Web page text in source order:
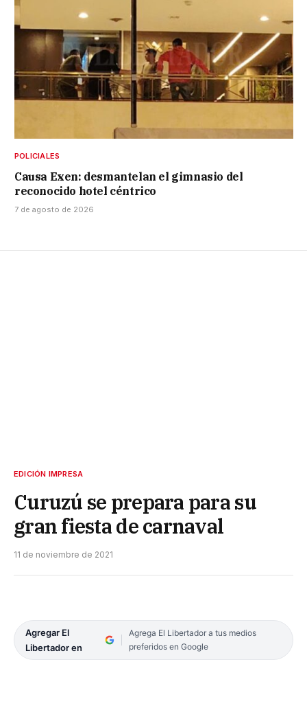
POLICIALES
Causa Exen: desmantelan el gimnasio del
reconocido hotel céntrico
7 de agosto de 2026
EDICIÓN IMPRESA
Curuzú se prepara para su
gran fiesta de carnaval
11 de noviembre de 2021
Agregar El
Libertador en
Agrega El Libertador a tus medios
preferidos en Google